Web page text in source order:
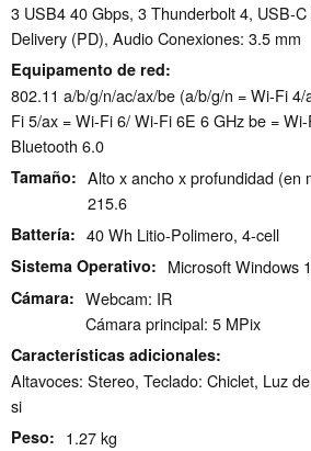
3 USB4 40 Gbps, 3 Thunderbolt 4, USB-
Delivery (PD), Audio Conexiones: 3.5 mm
Equipamento de red
802.11 a/​b/​g/​n/​ac/​ax/​be (a/b/g/n = Wi-Fi 4/
Fi 5/ax = Wi-Fi 6/ Wi-Fi 6E 6 GHz be =
Bluetooth 6.0
Tamaño
Alto x ancho x profundidad (en
215.6
Battería 40 Wh Litio-Polimero, 4-cell
Sistema Operativo Microsoft Windows
Cámara
Webcam: IR
Cámara principal: 5 MPix
Características adicionales
Altavoces: Stereo, Teclado: Chiclet, Luz
si
Peso 1.27 kg